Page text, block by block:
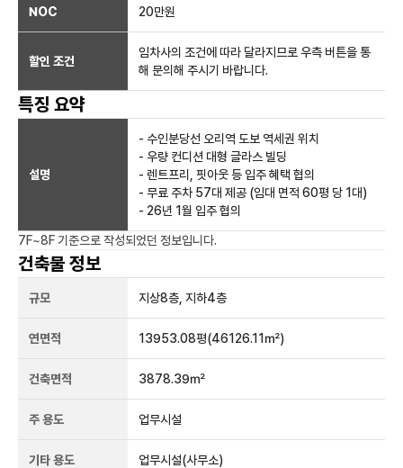
NOC 20만원
할인 조건
임차사의 조건에 따라 달라지므로 우측 버튼을 통
해 문의해 주시기 바랍니다.
특징 요약
설명
- 수인분당선 오리역 도보 역세권 위치
- 우량 컨디션 대형 글라스 빌딩
- 렌트프리, 핏아웃 등 입주 혜택 협의
- 무료 주차 57대 제공 (임대 면적 60평 당 1대)
- 26년 1월 입주 협의
7F~8F 기준으로 작성되었던 정보입니다.
건축물 정보
규모 지상8층, 지하4층
연면적 13953.08평(46126.11㎡)
건축면적 3878.39㎡
주 용도 업무시설
기타 용도 업무시설(사무소)